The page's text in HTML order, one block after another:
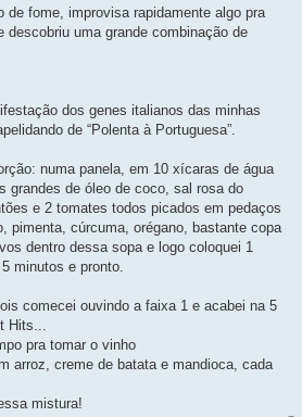
de fome, improvisa rapidamente algo pra
descobriu uma grande combinação de
dos genes italianos das minhas
de “Polenta à Portuguesa”.
numa panela, em 10 xícaras de água
grandes de óleo de coco, sal rosa do
e 2 tomates todos picados em pedaços
pimenta, cúrcuma, orégano, bastante copa
dentro dessa sopa e logo coloquei 1
minutos e pronto.
comecei ouvindo a faixa 1 e acabei na 5
Hits...
pra tomar o vinho
arroz, creme de batata e mandioca, cada
mistura!